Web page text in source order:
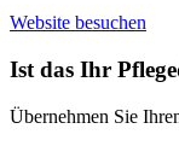
Website besuchen
Ist das Ihr
Übernehmen Sie